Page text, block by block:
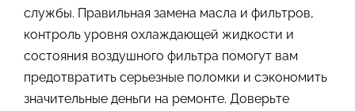
службы. Правильная замена масла и фильтров,
контроль уровня охлаждающей жидкости и
состояния воздушного фильтра помогут вам
предотвратить серьезные поломки и сэкономить
значительные деньги на ремонте. Доверьте